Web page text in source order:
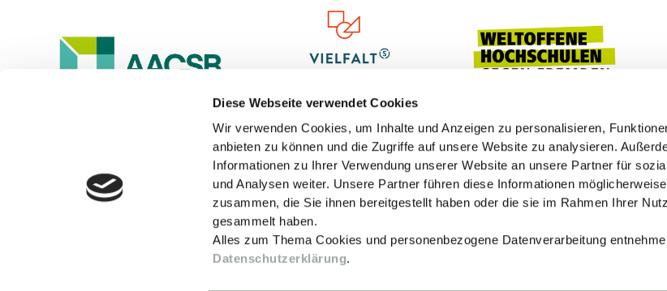
Diese Webseite verwendet Cookies
Wir verwenden Cookies, um Inhalte und Anzeigen zu personalisieren,
anbieten zu können und die Zugriffe auf unsere Website zu analysieren.
Informationen zu Ihrer Verwendung unserer Website an unsere Partner für
und Analysen weiter. Unsere Partner führen diese Informationen
zusammen, die Sie ihnen bereitgestellt haben oder die sie im Rahmen Ihrer
gesammelt haben.
Alles zum Thema Cookies und personenbezogene Datenverarbeitung
Datenschutzerklärung.